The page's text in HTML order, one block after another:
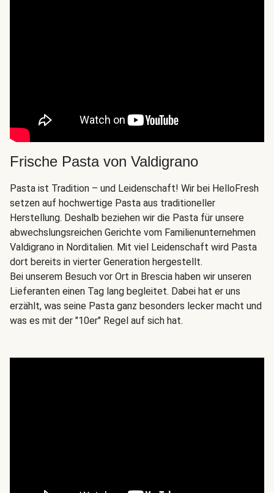
Frische Pasta von Valdigrano
Pasta ist Tradition – und Leidenschaft! Wir bei HelloFresh
setzen auf hochwertige Pasta aus traditioneller
Herstellung. Deshalb beziehen wir die Pasta für unsere
abwechslungsreichen Gerichte vom Familienunternehmen
Valdigrano in Norditalien. Mit viel Leidenschaft wird Pasta
dort bereits in vierter Generation hergestellt.
Bei unserem Besuch vor Ort in Brescia haben wir unseren
Lieferanten einen Tag lang begleitet. Dabei hat er uns
erzählt, was seine Pasta ganz besonders lecker macht und
was es mit der "10er" Regel auf sich hat.